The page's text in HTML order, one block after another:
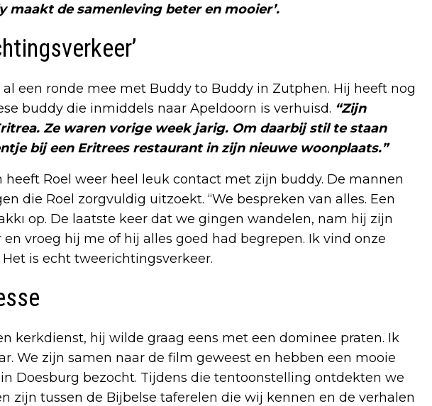
maakt de samenleving beter en mooier’.
een ronde mee met Buddy to Buddy in Zutphen. Hij heeft nog
buddy die inmiddels naar Apeldoorn is verhuisd. “Zijn
Ze waren vorige week jarig. Om daarbij stil te staan
bij een Eritrees restaurant in zijn nieuwe woonplaats.”
Roel weer heel leuk contact met zijn buddy. De mannen
die Roel zorgvuldig uitzoekt. “We bespreken van alles. Een
op. De laatste keer dat we gingen wandelen, nam hij zijn
vroeg hij me of hij alles goed had begrepen. Ik vind onze
is echt tweerichtingsverkeer.
kerkdienst, hij wilde graag eens met een dominee praten. Ik
We zijn samen naar de film geweest en hebben een mooie
Doesburg bezocht. Tijdens die tentoonstelling ontdekten we
zijn tussen de Bijbelse taferelen die wij kennen en de verhalen